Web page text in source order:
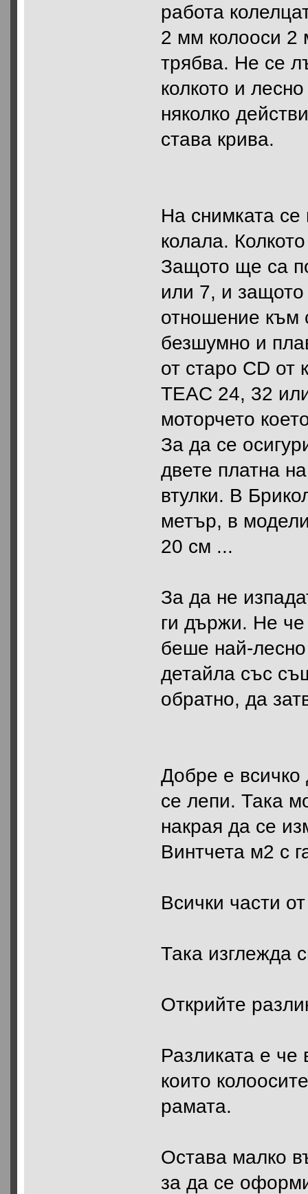
работа
2 мм колооси 2
трябва. Не се
колкото и
няколко
става крива.
На снимката
колала.
Защото ще са
или 7, и
отношение към
безшумно и
от старо CD от
TEAC 24, 32
моторчето
За да се
двете платна
втулки. В
метър, в
20 см ...
За да не
ги държи. Не
беше най-
детайла със
обратно, да
Добре е всичко
се лепи. Така
накрая да се
Винтчета м2 с
Всички части
Така изглежда
Открийте
Разликата е че
които
рамата.
Остава малко
за да се